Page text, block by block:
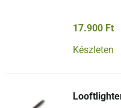
17.900 Ft
Készleten